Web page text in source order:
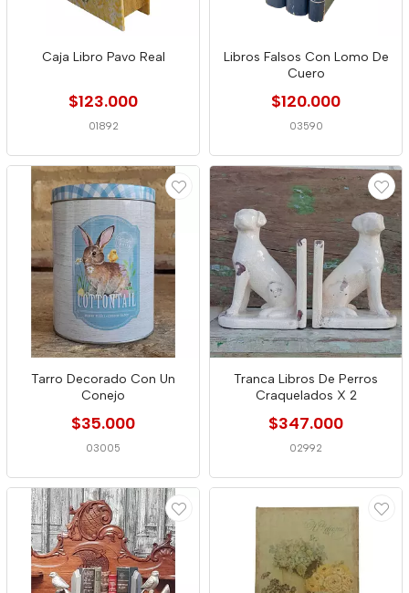
Caja Libro Pavo Real
$123.000
01892
Libros Falsos Con Lomo De
Cuero
$120.000
03590
Tarro Decorado Con Un
Conejo
$35.000
03005
Tranca Libros De Perros
Craquelados X 2
$347.000
02992